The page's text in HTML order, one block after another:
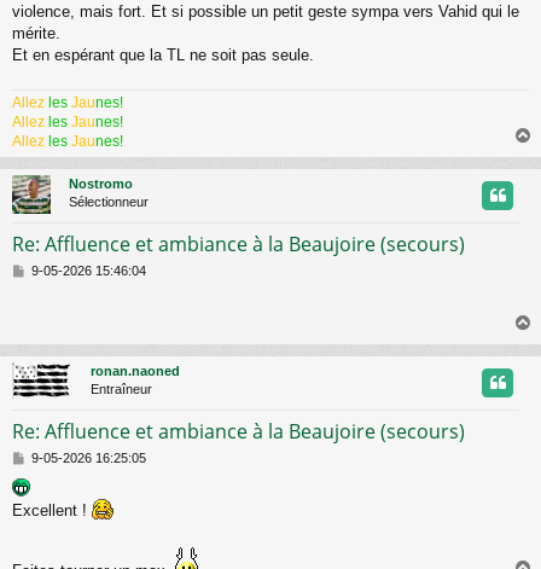
a
g
violence, mais fort. Et si possible un petit geste sympa vers Vahid qui le
mérite.
Et en espérant que la TL ne soit pas seule.
Allez les Jaunes!
Allez les Jaunes!
Allez les Jaunes!
a
u
Nostromo
Sélectionneur
Re: Affluence et ambiance à la Beaujoire (secours)
M
a
g
e
9-05-2026 15:46:04
a
u
ronan.naoned
Entraîneur
Re: Affluence et ambiance à la Beaujoire (secours)
M
s
s
e
9-05-2026 16:25:05
Excellent !